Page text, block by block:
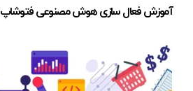
آموزش فعال سازی هوش مصنوعی فتوشاپ